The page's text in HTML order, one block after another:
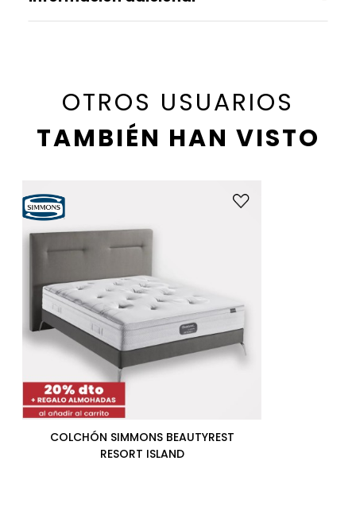
OTROS USUARIOS
TAMBIÉN HAN VISTO
COLCHÓN SIMMONS BEAUTYREST
RESORT ISLAND